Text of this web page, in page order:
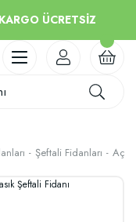
KARGO ÜCRETSİZ
Şeftali Fidanları Açık